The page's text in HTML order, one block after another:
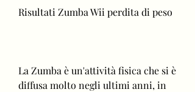
Risultati Zumba Wii perdita di peso
La Zumba è un'attività fisica che si è
diffusa molto negli ultimi anni, in